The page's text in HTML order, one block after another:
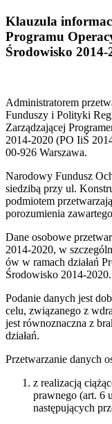
Klauzula
Programu
Środowisko 2014-
Administratorem
Funduszy i Polityki
Zarządzającej
2014-2020 (PO IiŚ
00-926 Warszawa.
Narodowy Fundusz
siedzibą przy ul.
podmiotem
porozumienia
Dane osobowe
2014-2020, w
ów w ramach działań
Środowisko 2014-2020.
Podanie danych jest
celu, związanego z
jest równoznaczna z
działań.
Przetwarzanie danych
z realizacją
prawnego (art. 6
następujących